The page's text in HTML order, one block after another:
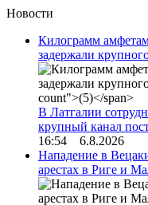
Новости
Килограмм
задержали
В Латгалии
крупный канал
16:54 6.8.2026
Нападение в
арестах в Риге и